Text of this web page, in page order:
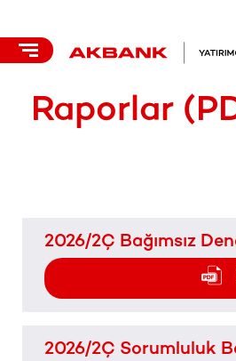
Raporlar
2026/2Ç Bağımsız
2026/2Ç Sorumluluk